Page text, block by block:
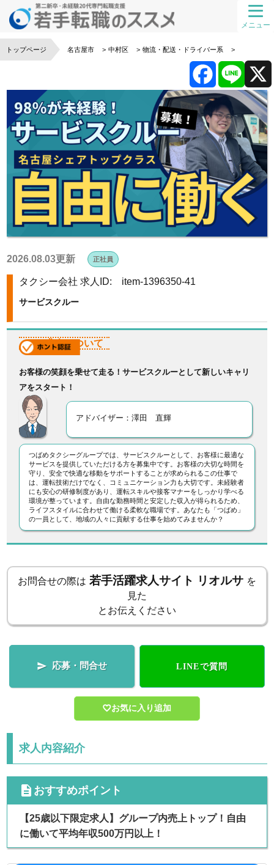
メニュー
トップページ 名古屋市 中村区 物流・配送・ドライバー系
2026.08.03更新 正社員
タクシー会社 求人ID: item-1396350-41
サービスクルー
この求人について
お客様の笑顔を乗せて走る！サービスクルーとして新しいキャリ
アをスタート！
アドバイザー：澤田 直輝
つばめタクシーグループでは、サービスクルーとして、お客様に最適な
サービスを提供していただける方を募集中です。お客様の大切な時間を
守り、安全で快適な移動をサポートすることが求められるこの仕事で
は、運転技術だけでなく、コミュニケーション力も大切です。未経験者
にも安心の研修制度があり、運転スキルや接客マナーをしっかり学べる
環境が整っています。自由な勤務時間と安定した収入が得られるため、
ライフスタイルに合わせて働ける柔軟な職場です。あなたも「つばめ」
の一員として、地域の人々に貢献する仕事を始めてみませんか？
お問合せの際は 若手活躍求人サイト リオルサ を
見た
とお伝えください
 応募・問合せ LINEで質問
お気に入り追加
求人内容紹介
cdescription おすすめポイント
【25歳以下限定求人】グループ内売上トップ！自由
に働いて平均年収500万円以上！
F
a
c
e
b
L
i
n
e